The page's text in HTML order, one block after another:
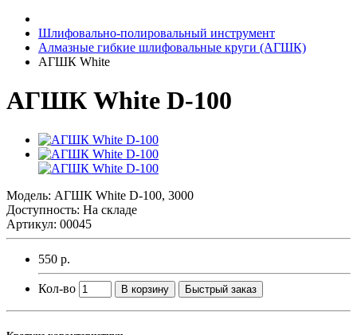
Шлифовально-полировальный инструмент
Алмазные гибкие шлифовальные круги (АГШК)
АГШК White
АГШК White D-100
Модель: АГШК White D-100, 3000
Доступность: На складе
Артикул: 00045
550 р.
Кол-во В корзину Быстрый заказ